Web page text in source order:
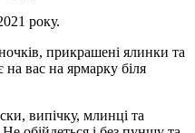
року.
прикрашені ялинки та
на вас на ярмарку біля
випічку, млинці та